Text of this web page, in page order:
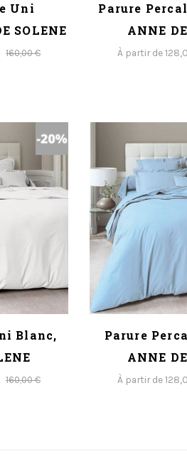
Uni
SOLENE
160,00 €
Parure
ANNE
À partir de
Blanc,
160,00 €
Parure
ANNE
À partir de